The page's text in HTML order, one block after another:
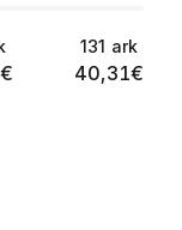
€
131 ark
40,31€